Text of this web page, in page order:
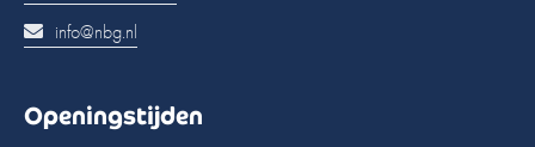
info@nbg.nl
Openingstijden